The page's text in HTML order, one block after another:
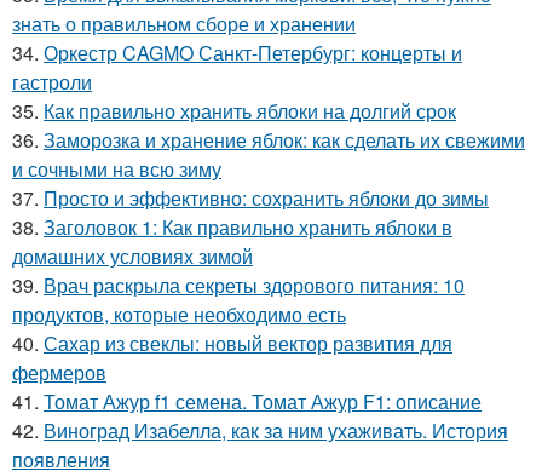
знать о правильном сборе и хранении
34. Оркестр CAGMO Санкт-Петербург: концерты и
гастроли
35. Как правильно хранить яблоки на долгий срок
36. Заморозка и хранение яблок: как сделать их свежими
и сочными на всю зиму
37. Просто и эффективно: сохранить яблоки до зимы
38. Заголовок 1: Как правильно хранить яблоки в
домашних условиях зимой
39. Врач раскрыла секреты здорового питания: 10
продуктов, которые необходимо есть
40. Сахар из свеклы: новый вектор развития для
фермеров
41. Томат Ажур f1 семена. Томат Ажур F1: описание
42. Виноград Изабелла, как за ним ухаживать. История
появления